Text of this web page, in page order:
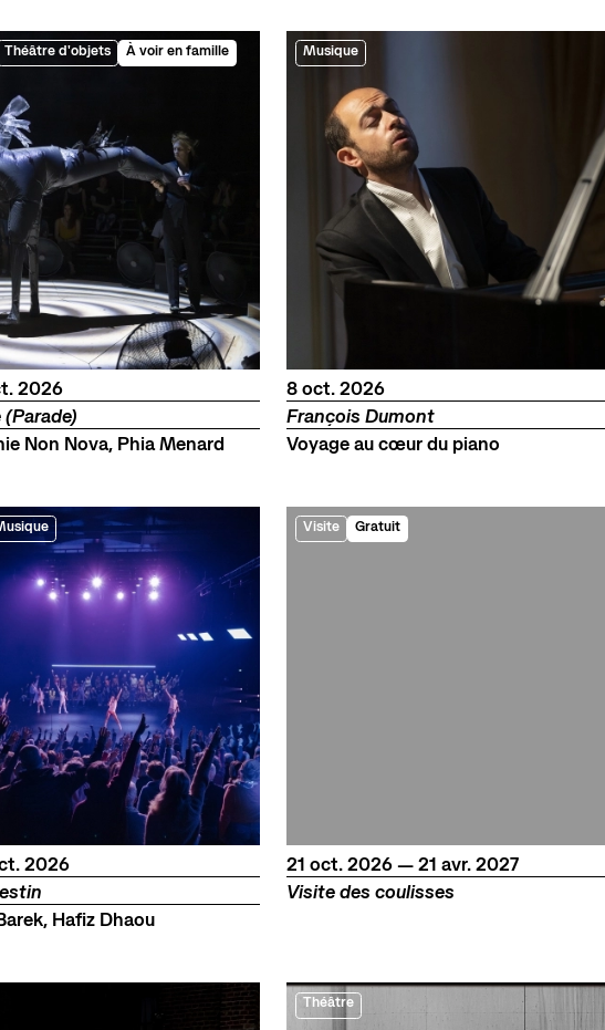
Théâtre d'objets À voir en famille
2026
Non Nova, Phia Menard
Musique
8 octobre
oct. 2026
François Dumont
Voyage au cœur du piano
2026
Hafiz Dhaou
Visite Gratuit
du
21 octobre
oct. 2026 —au
21 avril
avr. 2027
Visite des coulisses
Théâtre